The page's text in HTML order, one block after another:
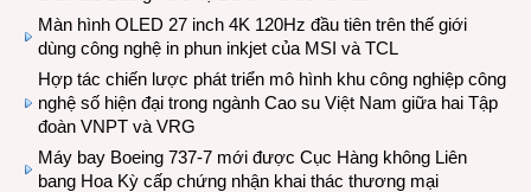
Màn hình OLED 27 inch 4K 120Hz đầu tiên trên thế giới
dùng công nghệ in phun inkjet của MSI và TCL
Hợp tác chiến lược phát triển mô hình khu công nghiệp công
nghệ số hiện đại trong ngành Cao su Việt Nam giữa hai Tập
đoàn VNPT và VRG
Máy bay Boeing 737-7 mới được Cục Hàng không Liên
bang Hoa Kỳ cấp chứng nhận khai thác thương mại